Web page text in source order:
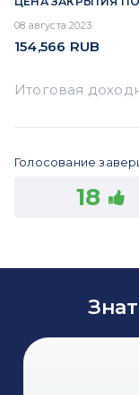
08 августа 2023
154,566 RUB
Голосование
18